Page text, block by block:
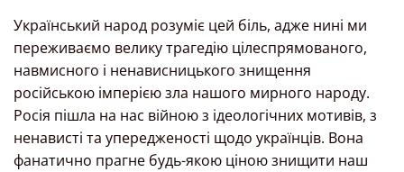
Український народ розуміє цей біль, адже нині ми
переживаємо велику трагедію цілеспрямованого,
навмисного і ненависницького знищення
російською імперією зла нашого мирного народу.
Росія пішла на нас війною з ідеологічних мотивів, з
ненависті та упередженості щодо українців. Вона
фанатично прагне будь-якою ціною знищити наш